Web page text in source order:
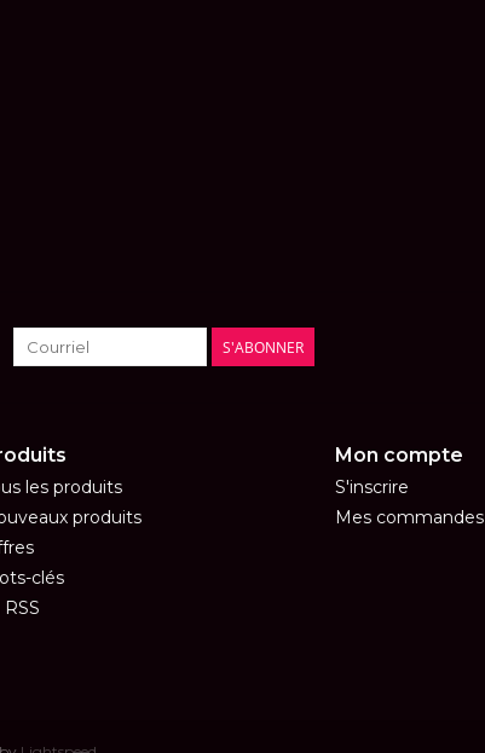
S'ABONNER
les produits
produits
clés
RSS
Mon compte
S'inscrire
Mes commandes